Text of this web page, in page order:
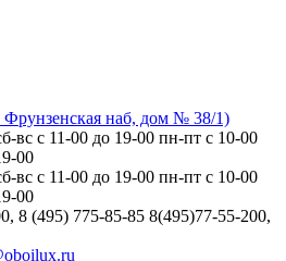
Фрунзенская наб, дом № 38/1)
пн-пт с 10-00
00
пн-пт с 10-00
00
8(495)77-55-200,